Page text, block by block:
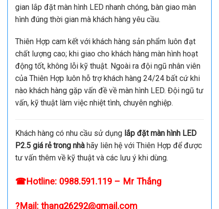
gian lắp đặt màn hình LED nhanh chóng, bàn giao màn
hình đúng thời gian mà khách hàng yêu cầu.
Thiên Hợp cam kết với khách hàng sản phẩm luôn đạt
chất lượng cao; khi giao cho khách hàng màn hình hoạt
động tốt, không lỗi kỹ thuật. Ngoài ra đội ngũ nhân viên
của Thiên Hợp luôn hỗ trợ khách hàng 24/24 bất cứ khi
nào khách hàng gặp vấn đề về màn hình LED. Đội ngũ tư
vấn, kỹ thuật làm việc nhiệt tình, chuyên nghiệp.
Khách hàng có nhu cầu sử dụng lắp đặt màn hình LED
P2.5 giá rẻ trong nhà hãy liên hệ với Thiên Hợp để được
tư vấn thêm về kỹ thuật và các lưu ý khi dùng.
☎Hotline: 0988.591.119 – Mr Thắng
?Mail: thang26292@gmail.com